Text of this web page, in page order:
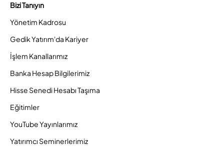
Bizi Tanıyın
Yönetim Kadrosu
Gedik Yatırım'da Kariyer
İşlem Kanallarımız
Banka Hesap Bilgilerimiz
Hisse Senedi Hesabı Taşıma
Eğitimler
YouTube Yayınlarımız
Yatırımcı Seminerlerimiz